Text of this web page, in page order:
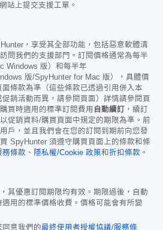
網站上提交支援工單。
，享受其全部功能，包括惡意軟體清
問我們的支援部門。訂閱價格通常為每半
Windows 版）和每半年
版/SpyHunter for Mac 版），具體價
條款為準（這些條款已透過引用併入本
銷活動而異，請參閱頁面）詳情請參閱頁
買時適用的標準訂閱費用 自動續訂
，續訂
促銷資料/購買頁面中規定的期限為準。前
戶，並且我們會在您的訂閱到期前向您發
SpyHunter 須遵守購買頁面上的條款和條
務條款 、 隱私權/Cookie 政策和折扣條款 。
其優惠訂閱期限均有效。期限過後，自動
用的標準價格收費。價格可能會有所變
意我們的最終使用者授權協議/服務條